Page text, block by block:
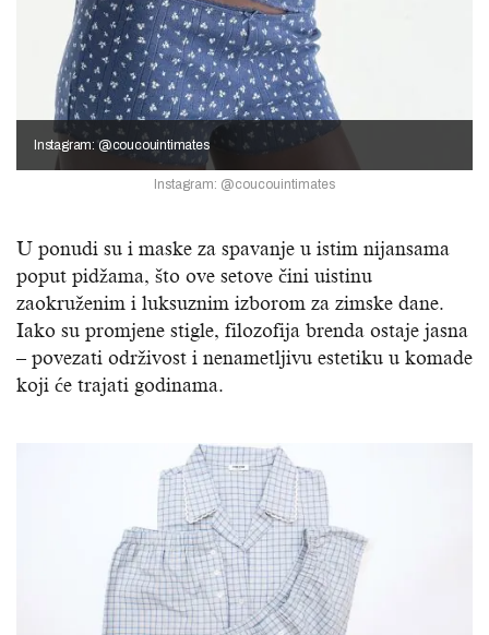
Instagram: @coucouintimates
Instagram: @coucouintimates
U ponudi su i maske za spavanje u istim nijansama
poput pidžama, što ove setove čini uistinu
zaokruženim i luksuznim izborom za zimske dane.
Iako su promjene stigle, filozofija brenda ostaje jasna
– povezati održivost i nenametljivu estetiku u komade
koji će trajati godinama.